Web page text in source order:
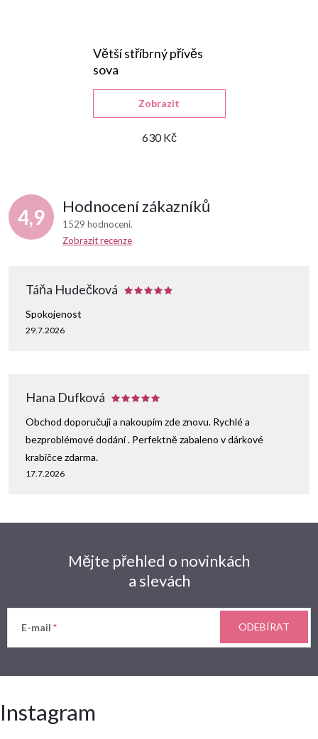
Větší stříbrný přívěs
sova
630 Kč
Zobrazit
4,9 Hodnocení zákazníků
1529 hodnocení
Zobrazit recenze
Táňa Hudečková
29.7.2026
Spokojenost
Hana Dufková
17.7.2026
Obchod doporučuji a nakoupím zde znovu. Rychlé a
bezproblémové dodání . Perfektně zabaleno v dárkové
krabičce zdarma.
Mějte přehled o novinkách
a slevách
E-mail ODEBÍRAT
Instagram